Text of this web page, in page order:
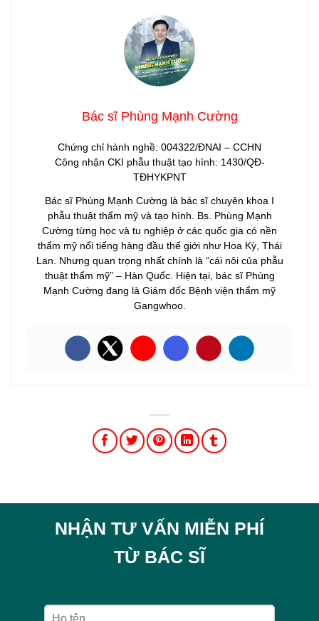
Bác sĩ Phùng Mạnh Cường
Chứng chỉ hành nghề: 004322/ĐNAI – CCHN
Công nhận CKI phẫu thuật tạo hình: 1430/QĐ-
TĐHYKPNT
Bác sĩ Phùng Mạnh Cường là bác sĩ chuyên khoa I
phẫu thuật thẩm mỹ và tạo hình. Bs. Phùng Mạnh
Cường từng học và tu nghiệp ở các quốc gia có nền
thẩm mỹ nổi tiếng hàng đầu thế giới như Hoa Kỳ, Thái
Lan. Nhưng quan trọng nhất chính là “cái nôi của phẫu
thuật thẩm mỹ” – Hàn Quốc. Hiện tại, bác sĩ Phùng
Mạnh Cường đang là Giám đốc Bệnh viện thẩm mỹ
Gangwhoo.
NHẬN TƯ VẤN MIỄN PHÍ
TỪ BÁC SĨ